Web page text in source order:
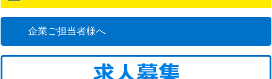
企業ご担当者様へ